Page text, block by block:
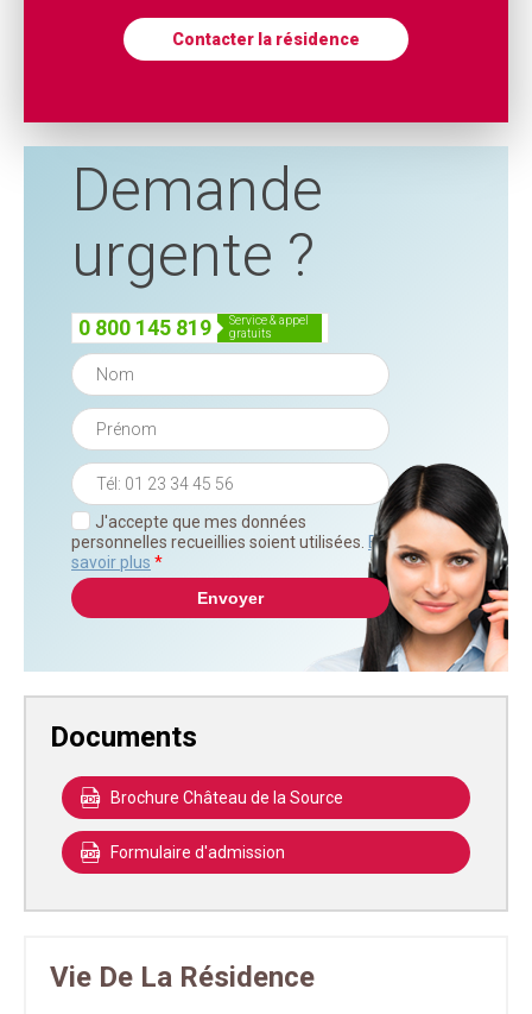
Contacter la résidence
Demande
urgente ?
0 800 145 819
service & appel
gratuits
J'accepte que mes données
personnelles recueillies soient utilisées. En
savoir plus *
Documents
Brochure Château de la Source
Formulaire d'admission
Vie De La Résidence